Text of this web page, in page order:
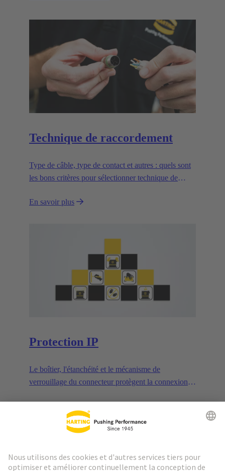
Technique de raccordement
Type de câble, type de contact et autres : quels sont
les bons critères pour sélectionner technique de
En savoir plus
Protection IP
Le boîtier, l'étanchéité et le mécanisme de
verrouillage du connecteur protègent la connexion